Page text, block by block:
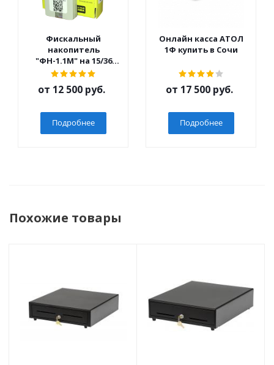
Фискальный
накопитель
"ФН-1.1М" на 15/36
мес.
от 12 500 руб.
Подробнее
Онлайн касса АТОЛ
1Ф купить в Сочи
от 17 500 руб.
Подробнее
Похожие товары